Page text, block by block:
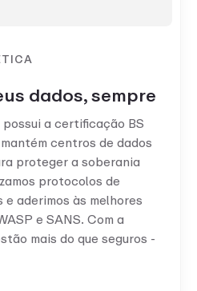
dados, sempre
a certificação BS
centros de dados
proteger a soberania
protocolos de
aderimos às melhores
e SANS. Com a
mais do que seguros -